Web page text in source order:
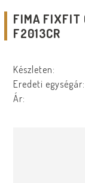
FIMA FIXFIT
F2013CR
Készleten:
Eredeti egységár:
Ár: